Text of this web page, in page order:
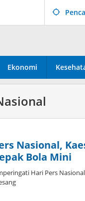
Ekonomi
Nasional,
Bola Mini
Hari Pers